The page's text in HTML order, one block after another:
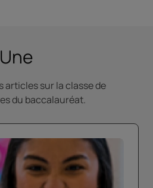
articles sur la classe de
du baccalauréat.